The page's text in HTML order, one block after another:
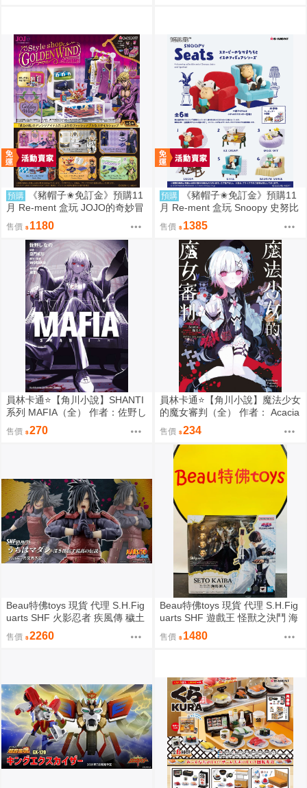
預購
《豬帽子✬免訂金》預購11
月 Re-ment 盒玩 JOJO的奇妙冒
險 服裝精品店 黃金之風 中盒6入
0816
售價 1180
預購
《豬帽子✬免訂金》預購11
月 Re-ment 盒玩 Snoopy 史努比
悠閒座椅場景 中盒6入 0816
售價 1385
員林卡通⭐️【角川小說】SHANTI
系列 MAFIA（全） 作者：佐野し
なの (附尼采書套)
售價 270
員林卡通⭐️【角川小說】魔法少女
的魔女審判（全） 作者： Acacia
(附尼采書套)
售價 234
Beau特佛toys 現貨 代理 S.H.Fig
uarts SHF 火影忍者 疾風傳 穢土
轉身 宇智波斑 0209
售價 2260
Beau特佛toys 現貨 代理 S.H.Fig
uarts SHF 遊戲王 怪獸之決鬥 海
馬瀬人 0209
售價 1480